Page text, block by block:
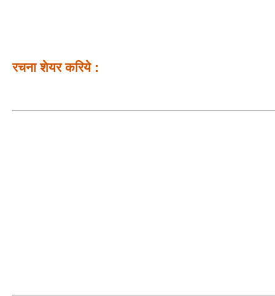
रचना शेयर करिये :